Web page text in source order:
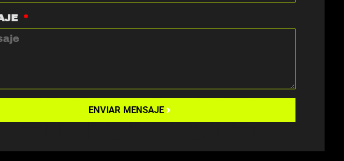
ENVIAR MENSAJE